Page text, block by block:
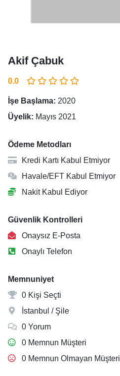
Akif Çabuk
0.0
İşe Başlama: 2020
Üyelik: Mayıs 2021
Ödeme Metodları
Kredi Kartı Kabul Etmiyor
Havale/EFT Kabul Etmiyor
Nakit Kabul Ediyor
Güvenlik Kontrolleri
Onaysız E-Posta
Onaylı Telefon
Memnuniyet
0 Kişi Seçti
İstanbul / Şile
0 Yorum
0 Memnun Müşteri
0 Memnun Olmayan Müşteri